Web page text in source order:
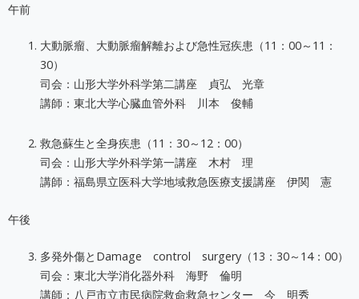
午前
大動脈瘤、大動脈瘤解離および急性冠疾患（11：00～11：
30）
司会：山形大学外科学第二講座 貞弘 光章
講師：東北大学心臓血管外科 川本 俊輔
救急蘇生と全身疾患（11：30～12：00）
司会：山形大学外科学第一講座 木村 理
講師：福島県立医科大学地域救急医療支援講座 伊関 憲
午後
多発外傷とDamage control surgery（13：30～14：00）
司会：東北大学消化器外科 海野 倫明
講師：八戸市立市民病院救命救急センター 今 明秀